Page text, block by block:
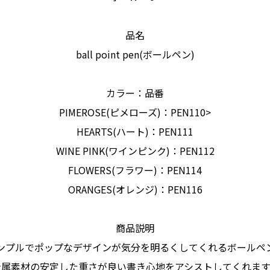
品名
ball point pen(ボールペン)
カラー：品番
PIMEROSE(ピメローズ)：PEN110>
HEARTS(ハート)：PEN111
WINE PINK(ワインピンク)：PEN112
FLOWERS(フラワー)：PEN114
ORANGES(オレンジ)：PEN116
商品説明
プルでポップなデザインが気分を明るくしてくれるボールペ
素材の安定した重さが良い書き心地をアシストしてくれま